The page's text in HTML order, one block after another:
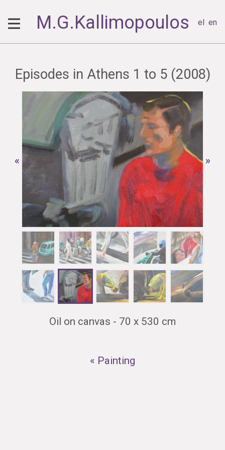
M.G.Kallimopoulos el en
Episodes in Athens 1 to 5 (2008)
« »
Oil on canvas - 70 x 530 cm
« Painting